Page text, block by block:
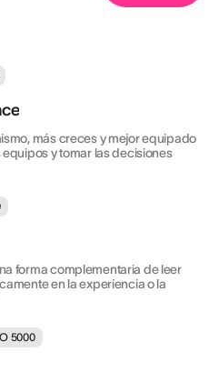
más creces y mejor equipado
y tomar las decisiones
forma complementaria de leer
en la experiencia o la
5000